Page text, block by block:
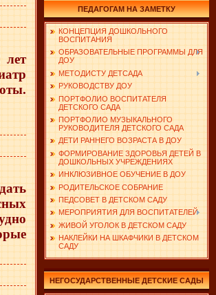
лет
ПЕДАГОГАМ НА ЗАМЕТКУ
КОНЦЕПЦИЯ ДОШКОЛЬНОГО
ВОСПИТАНИЯ
ОБРАЗОВАТЕЛЬНЫЕ ПРОГРАММЫ ДЛЯ
ДОУ
МЕТОДИСТУ ДЕТСАДА
РУКОВОДСТВУ ДОУ
ПОРТФОЛИО ВОСПИТАТЕЛЯ
ДЕТСКОГО САДА
ПОРТФОЛИО МУЗЫКАЛЬНОГО
РУКОВОДИТЕЛЯ ДЕТСКОГО САДА
ДЕТИ РАННЕГО ВОЗРАСТА В ДОУ
ФОРМИРОВАНИЕ ЗДОРОВЬЯ ДЕТЕЙ В
ДОШКОЛЬНЫХ УЧРЕЖДЕНИЯХ
ИНКЛЮЗИВНОЕ ОБУЧЕНИЕ В ДОУ
РОДИТЕЛЬСКОЕ СОБРАНИЕ
ПЕДСОВЕТ В ДЕТСКОМ САДУ
МЕРОПРИЯТИЯ ДЛЯ ВОСПИТАТЕЛЕЙ
ЖИВОЙ УГОЛОК В ДЕТСКОМ САДУ
НАКЛЕЙКИ НА ШКАФЧИКИ В ДЕТСКОМ
САДУ
НЕГОСУДАРСТВЕННЫЕ ДЕТСКИЕ САДЫ